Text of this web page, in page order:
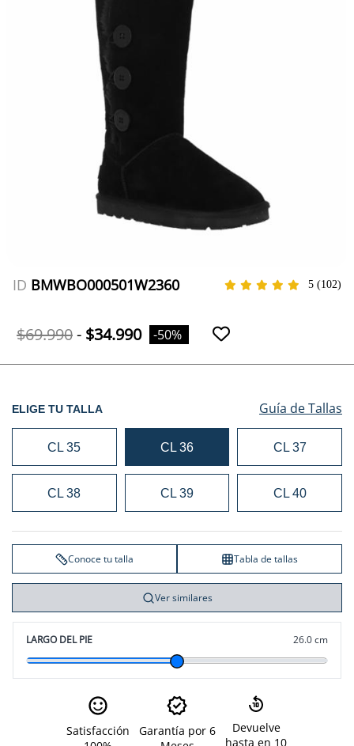
ID BMWBO000501W2360 5 (102)
$69.990- $34.990 -50%
ELIGE TU TALLA Guía de Tallas
CL 35 CL 36 CL 37
CL 38 CL 39 CL 40
Conoce tu talla Tabla de tallas
Ver similares
LARGO DEL PIE 26.0 cm
Satisfacción
Garantía por 6
Devuelve
hasta en 10